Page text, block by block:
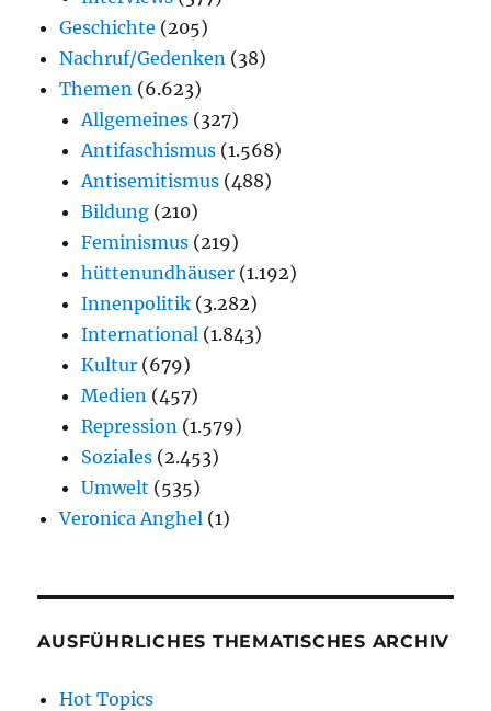
Geschichte (205)
Nachruf/Gedenken (38)
Themen (6.623)
Allgemeines (327)
Antifaschismus (1.568)
Antisemitismus (488)
Bildung (210)
Feminismus (219)
hüttenundhäuser (1.192)
Innenpolitik (3.282)
International (1.843)
Kultur (679)
Medien (457)
Repression (1.579)
Soziales (2.453)
Umwelt (535)
Veronica Anghel (1)
AUSFÜHRLICHES THEMATISCHES ARCHIV
Hot Topics